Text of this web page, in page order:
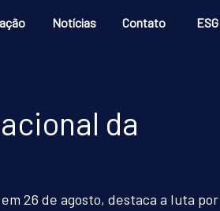
Notícias Contato ESG
da
26 de agosto, destaca a luta por